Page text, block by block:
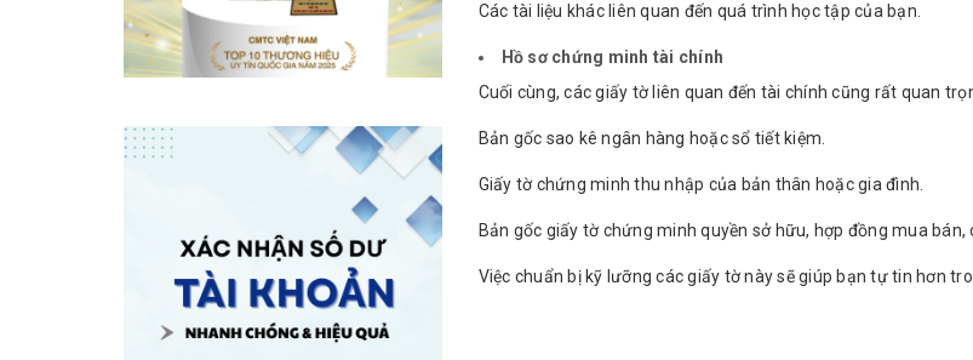
Các tài liệu khác liên quan đến quá trình học tập của bạn.
Hồ sơ chứng minh tài chính
Cuối cùng, các giấy tờ liên quan đến tài chính cũng rất quan
Bản gốc sao kê ngân hàng hoặc sổ tiết kiệm.
Giấy tờ chứng minh thu nhập của bản thân hoặc gia đình.
Bản gốc giấy tờ chứng minh quyền sở hữu, hợp đồng mua
Việc chuẩn bị kỹ lưỡng các giấy tờ này sẽ giúp bạn tự tin hơn